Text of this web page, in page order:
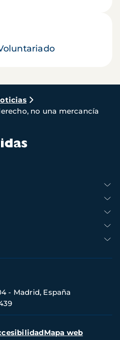
no una mercancía
- Madrid, España
Mapa web